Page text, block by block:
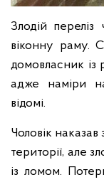
Злодій
віконну раму.
домовласник
адже наміри
відомі.
Чоловік наказав
території, але
із ломом.